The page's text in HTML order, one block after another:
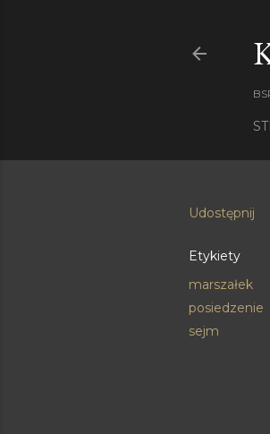
Udostępnij
Etykiety
marszałek
posiedzenie
sejm